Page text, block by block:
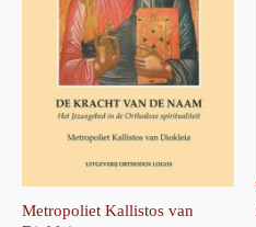
Metropoliet Kallistos van
optie
gekozen
worden
de